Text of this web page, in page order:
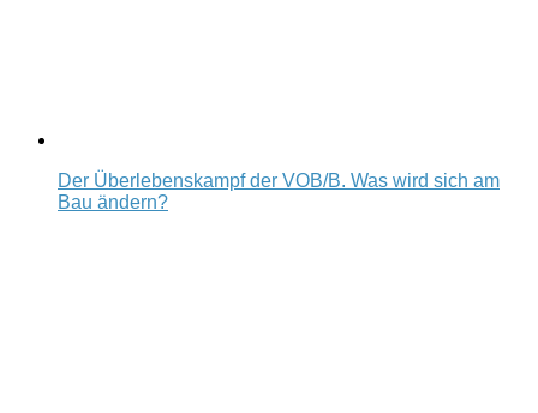
Der Überlebenskampf der VOB/B. Was wird sich am
Bau ändern?